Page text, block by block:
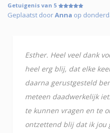
Getuigenis van 5
Geplaatst doorAnna op
Esther. Heel veel dank
heel erg blij, dat elke
daarna gerustgesteld
meteen daadwerkelijk
te kunnen vragen en te
ontzettend blij dat ik jou